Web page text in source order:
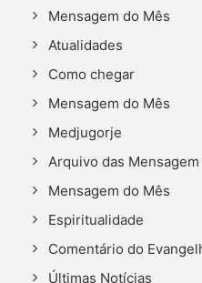
Mensagem do Mês
Atualidades
Como chegar
Mensagem do Mês
Medjugorje
Arquivo das
Mensagem do Mês
Espiritualidade
Comentário do
Últimas Notícias